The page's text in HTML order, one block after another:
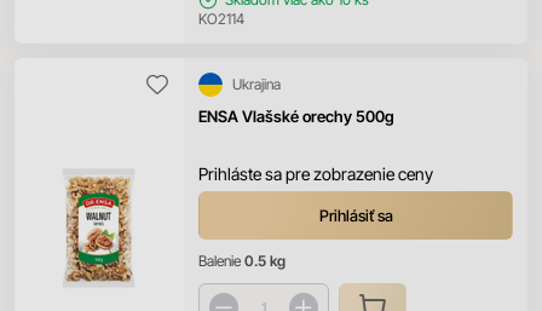
KO2114
ENSA Vlašské orechy 500g
Ukrajina
Prihláste sa pre zobrazenie ceny
Prihlásiť sa
Balenie 0.5 kg